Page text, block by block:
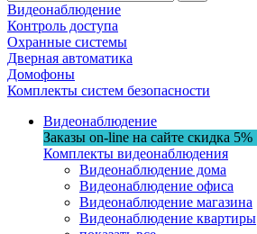
Видеонаблюдение
Контроль доступа
Охранные системы
Дверная автоматика
Домофоны
Комплекты систем безопасности
Видеонаблюдение
Заказы on-line на сaйте скидка 5%
Комплекты видеонаблюдения
Видеонаблюдение дома
Видеонаблюдение офиса
Видеонаблюдение магазина
Видеонаблюдение квартиры